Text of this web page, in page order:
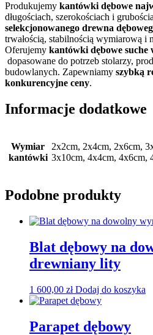
Produkujemy kantówki dębowe
długościach, szerokościach i
selekcjonowanego drewna
trwałością, stabilnością wymiarową i
Oferujemy kantówki dębowe suche
dopasowane do potrzeb stolarzy,
budowlanych. Zapewniamy szybką
konkurencyjne ceny.
Informacje dodatkowe
Wymiar
kantówki
2x2cm, 2x4cm, 2x6cm,
3x10cm, 4x4cm, 4x6cm,
Podobne produkty
Blat dębowy na
drewniany lity
1 600,00 zł Dodaj do koszyka
Parapet dębowy